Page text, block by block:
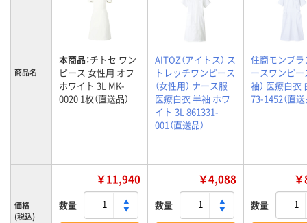
商品名
本商品：チトセ ワン
ピース 女性用 オフ
ホワイト 3L MK-
0020 1枚（直送品）
AITOZ（アイトス） ス
トレッチワンピース
（女性用） ナース服
医療白衣 半袖 ホワ
イト 3L 861331-
001（直送品）
住商モンブラ
ースワンピー
袖） 医療白衣
73-1452（直送
価格
(税込)
￥11,940
数量
￥4,088
数量 数量